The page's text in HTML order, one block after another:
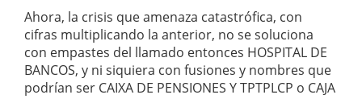
Ahora, la crisis que amenaza catastrófica, con
cifras multiplicando la anterior, no se soluciona
con empastes del llamado entonces HOSPITAL DE
BANCOS, y ni siquiera con fusiones y nombres que
podrían ser CAIXA DE PENSIONES Y TPTPLCP o CAJA